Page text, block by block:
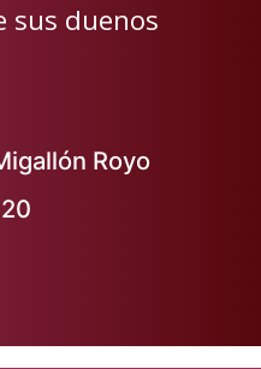
sus duenos
Royo